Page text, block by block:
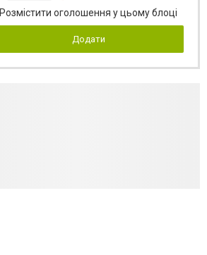
Розмістити оголошення у цьому блоці
Додати